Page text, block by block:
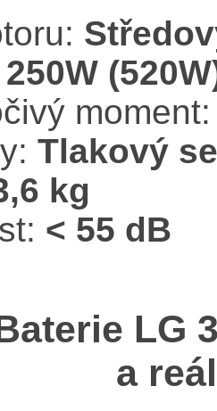
250W
Tlakový
kg
< 55 dB
LG
a